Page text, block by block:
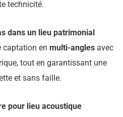
technicité.
dans un lieu patrimonial
captation en multi-angles avec
tout en garantissant une
et sans faille.
pour lieu acoustique